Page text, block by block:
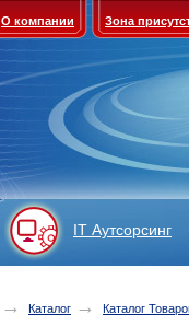
О компании Зона
IT Аутсорсинг
→ Каталог → Каталог